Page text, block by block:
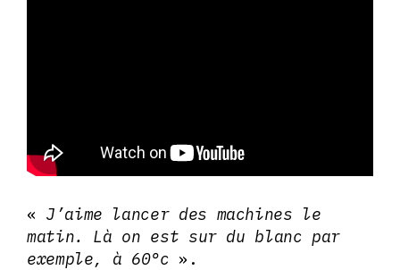
« J’aime lancer des machines le
matin. Là on est sur du blanc par
exemple, à 60°c ».